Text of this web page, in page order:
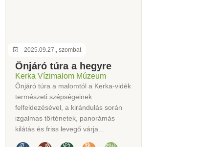
2025.09.27., szombat
Önjáró túra a hegyre
Kerka Vízimalom Múzeum
Önjáró túra a malomtól a Kerka-vidék
természeti szépségeinek
felfeldezésével, a kirándulás során
izgalmas történetek, panorámás
kilátás és friss levegő várja...